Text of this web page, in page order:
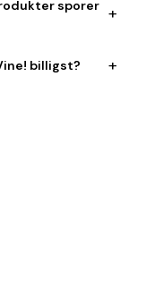
sporer +
billigst? +